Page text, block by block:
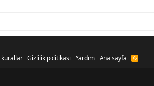
kurallar Gizlilik politikası Yardım Ana sayfa
R